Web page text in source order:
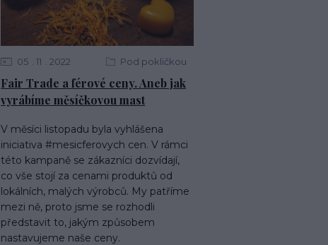
Fair Trade a férové ceny. Aneb jak
vyrábíme měsíčkovou mast
05 11 2022 Pod pokličkou
V měsíci listopadu byla vyhlášena
iniciativa #mesicferovych cen. V rámci
této kampaně se zákazníci dozvídají,
co vše stojí za cenami produktů od
lokálních, malých výrobců. My patříme
mezi ně, proto jsme se rozhodli
představit to, jakým způsobem
nastavujeme naše ceny.